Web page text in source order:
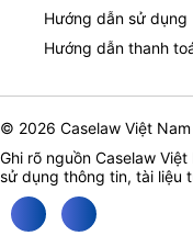
Hướng dẫn sử dụng
Hướng dẫn thanh
© 2026 Caselaw Việt
Ghi rõ nguồn Caselaw Việt
sử dụng thông tin, tài liệu